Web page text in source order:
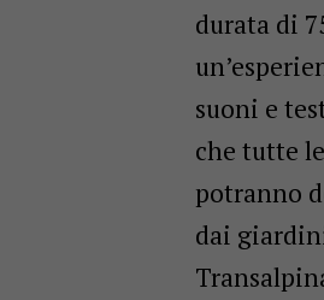
durata di
suoni e
che tutte
potranno
dai